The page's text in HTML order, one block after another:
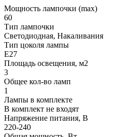
Мощность лампочки (max)
60
Тип лампочки
Светодиодная, Накаливания
Тип цоколя лампы
E27
Площадь освещения, м2
3
Общее кол-во ламп
1
Лампы в комплекте
В комплект не входят
Напряжение питания, В
220-240